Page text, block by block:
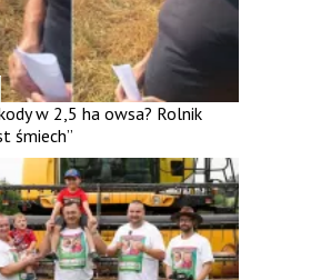
w 2,5 ha owsa? Rolnik
śmiech”